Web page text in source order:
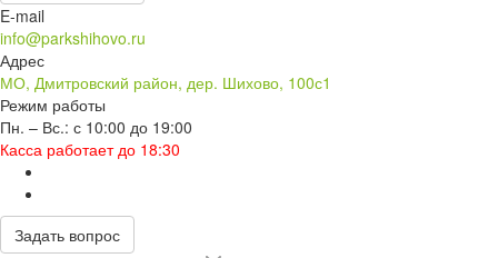
E-mail
info@parkshihovo.ru
Адрес
МО, Дмитровский район, дер. Шихово, 100с1
Режим работы
Пн. – Вс.: с 10:00 до 19:00
Касса работает до 18:30
Задать вопрос